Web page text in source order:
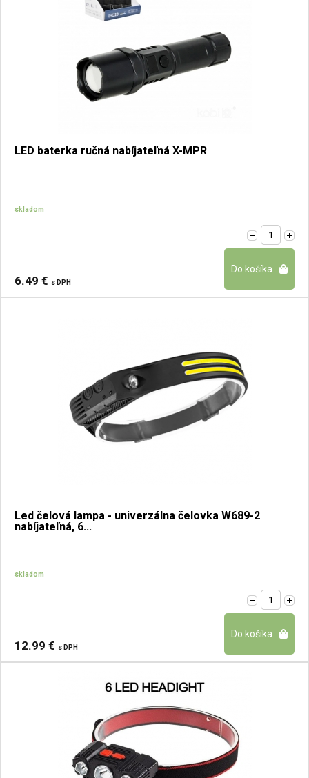
LED baterka ručná nabíjateľná X-MPR
skladom
6.49 € s DPH
Led čelová lampa - univerzálna čelovka W689-2
nabíjateľná, 6...
skladom
12.99 € s DPH